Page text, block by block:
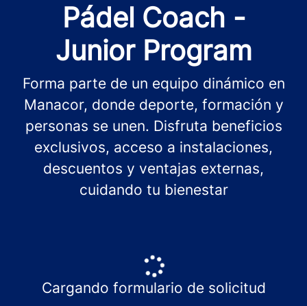
Pádel Coach -
Junior Program
Forma parte de un equipo dinámico en
Manacor, donde deporte, formación y
personas se unen. Disfruta beneficios
exclusivos, acceso a instalaciones,
descuentos y ventajas externas,
cuidando tu bienestar
Cargando formulario de solicitud